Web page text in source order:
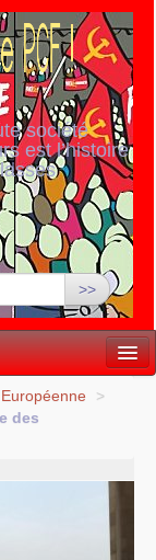
société
est l’histoire
>>
>
des